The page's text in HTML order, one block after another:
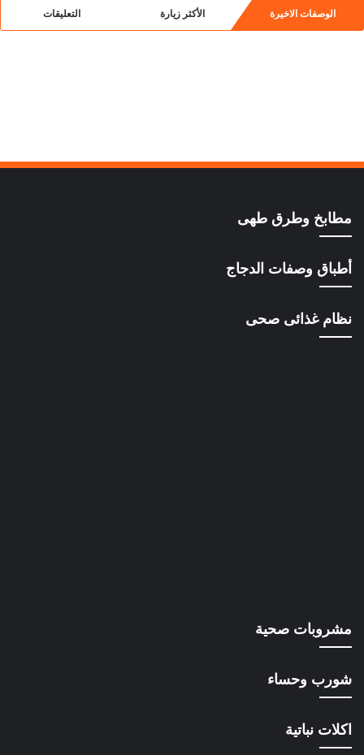
الوصفات الاخيرة الأكثر زيارة التعليقات
مطابخ وطرق طهى
أطباق وصفات الدجاج
نظام غذائى صحى
مشروبات صحية
شورب وحساء
اكلات نباتية